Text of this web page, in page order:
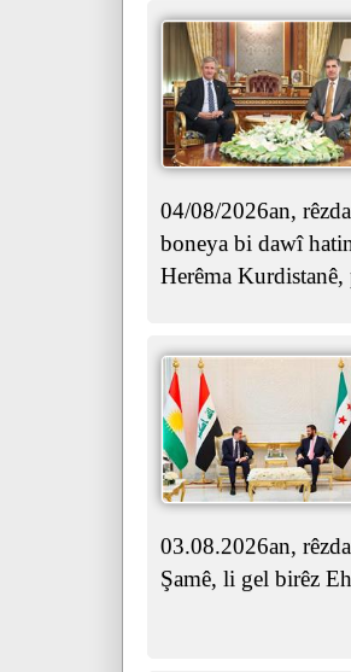
04/08/2026an,
boneya bi dawî
Herêma
03.08.2026an,
Şamê, li gel birêz